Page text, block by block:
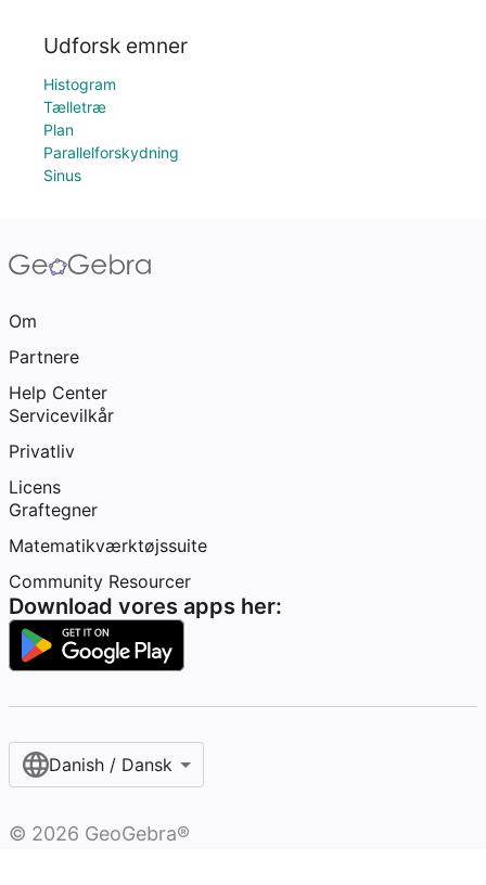
Udforsk emner
Histogram
Tælletræ
Plan
Parallelforskydning
Sinus
Om
Partnere
Help Center
Servicevilkår
Privatliv
Licens
Graftegner
Matematikværktøjssuite
Community Resourcer
Download vores apps her:
Danish / Dansk‎
© 2026 GeoGebra®